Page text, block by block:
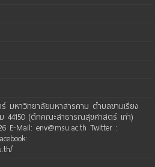
มหาวิทยาลัยมหาสารคาม ตำบลขามเรียง
44150 (ตึกคณะสาธารณสุขศาสตร์ เก่า)
E-Mail: env@msu.ac.th Twitter :